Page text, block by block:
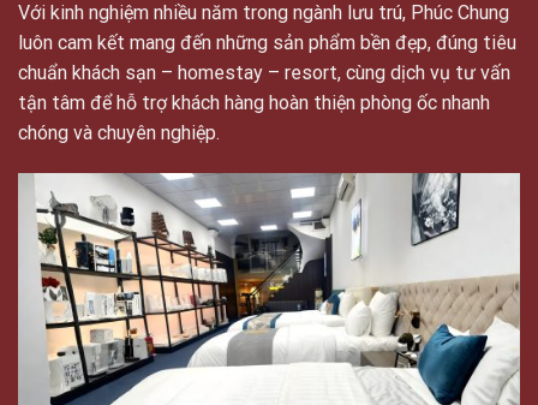
Với kinh nghiệm nhiều năm trong ngành lưu trú, Phúc Chung
luôn cam kết mang đến những sản phẩm bền đẹp, đúng tiêu
chuẩn khách sạn – homestay – resort, cùng dịch vụ tư vấn
tận tâm để hỗ trợ khách hàng hoàn thiện phòng ốc nhanh
chóng và chuyên nghiệp.